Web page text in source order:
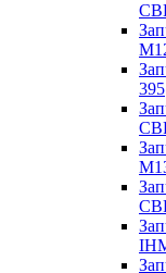
395